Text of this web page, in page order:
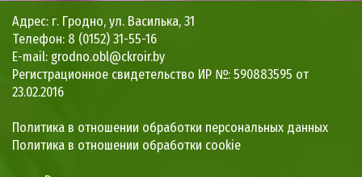
Адрес: г. Гродно, ул. Василька, 31
Телефон: 8 (0152) 31-55-16
E-mail: grodno.obl@ckroir.by
Регистрационное свидетельство ИР №: 590883595 от
23.02.2016
Политика в отношении обработки персональных данных
Политика в отношении обработки cookie